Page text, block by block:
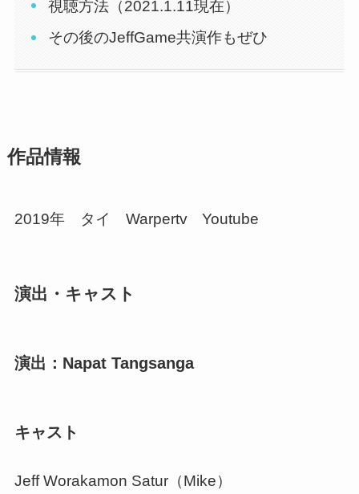
視聴方法（2021.1.11現在）
その後のJeffGame共演作もぜひ
作品情報
2019年 タイ Warpertv Youtube
演出・キャスト
演出：Napat Tangsanga
キャスト
Jeff Worakamon Satur（Mike）